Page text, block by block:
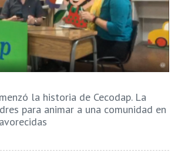
la historia de Cecodap. La
para animar a una comunidad en